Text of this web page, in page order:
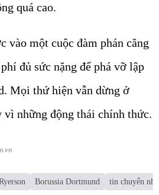
quá cao.
vào một cuộc đàm phán căng
đủ sức nặng để phá vỡ lập
Mọi thứ hiện vẫn dừng ở
vì những động thái chính thức.
Borussia Dortmund tin chuyển